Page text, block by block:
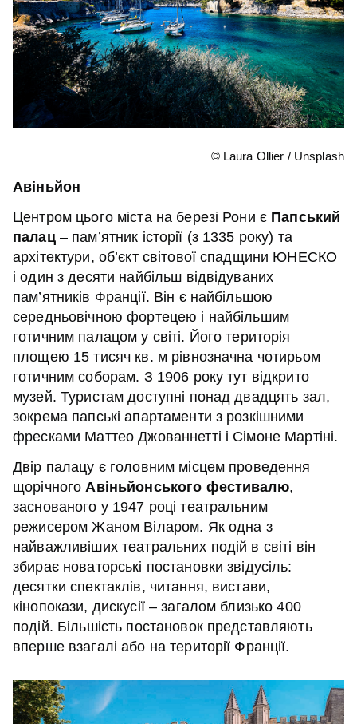
© Laura Ollier / Unsplash
Авіньйон
Центром цього міста на березі Рони є Папський
палац – пам’ятник історії (з 1335 року) та
архітектури, об’єкт світової спадщини ЮНЕСКО
і один з десяти найбільш відвідуваних
пам’ятників Франції. Він є найбільшою
середньовічною фортецею і найбільшим
готичним палацом у світі. Його територія
площею 15 тисяч кв. м рівнозначна чотирьом
готичним соборам. З 1906 року тут відкрито
музей. Туристам доступні понад двадцять зал,
зокрема папські апартаменти з розкішними
фресками Маттео Джованнетті і Сімоне Мартіні.
Двір палацу є головним місцем проведення
щорічногоАвіньйонського фестивалю,
заснованого у 1947 році театральним
режисером Жаном Віларом. Як одна з
найважливіших театральних подій в світі він
збирає новаторські постановки звідусіль:
десятки спектаклів, читання, вистави,
кінопокази, дискусії – загалом близько 400
подій. Більшість постановок представляють
вперше взагалі або на території Франції.